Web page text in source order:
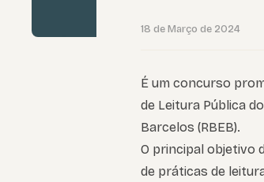
18 de Março de 2024
É um concurso
de Leitura Pública
Barcelos (RBEB).
O principal objetivo
de práticas de